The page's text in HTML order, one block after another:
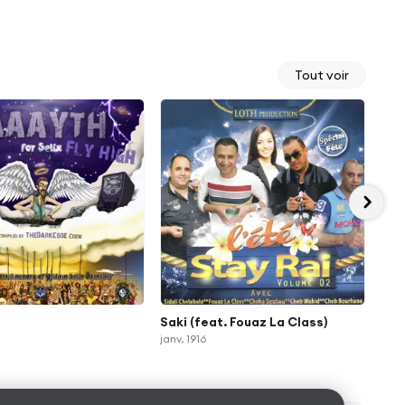
Tout voir
Saki (feat. Fouaz La Class)
janv. 1916